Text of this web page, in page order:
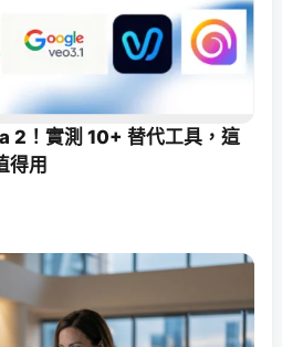
2！實測 10+ 替代工具，這
得用